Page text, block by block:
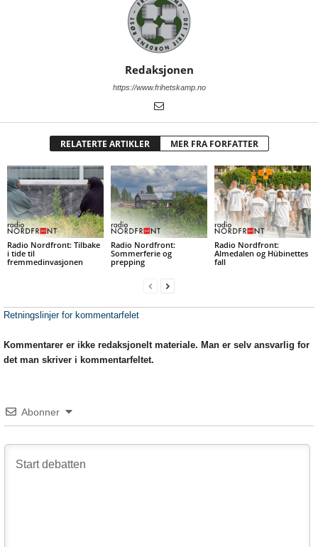
Redaksjonen
https://www.frihetskamp.no
RELATERTE ARTIKLER MER FRA FORFATTER
Radio Nordfront: Tilbake
i tide til
fremmedinvasjonen
Radio Nordfront:
Sommerferie og
prepping
Radio Nordfront:
Almedalen og Hübinettes
fall
Retningslinjer for kommentarfelet
Kommentarer er ikke redaksjonelt materiale. Man er selv ansvarlig for
det man skriver i kommentarfeltet.
Abonner